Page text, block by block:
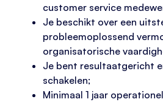
customer service
Je beschikt over een
probleemoplossend
organisatorische
Je bent resultaatgericht
schakelen;
Minimaal 1 jaar